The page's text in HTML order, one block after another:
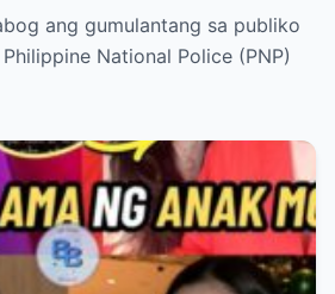
SI ATONG ANG!
ang gumulantang sa publiko
National Police (PNP)